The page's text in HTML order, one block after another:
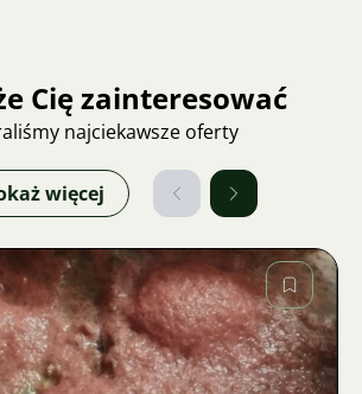
Cię zainteresować
najciekawsze oferty
więcej
Zdjęcie